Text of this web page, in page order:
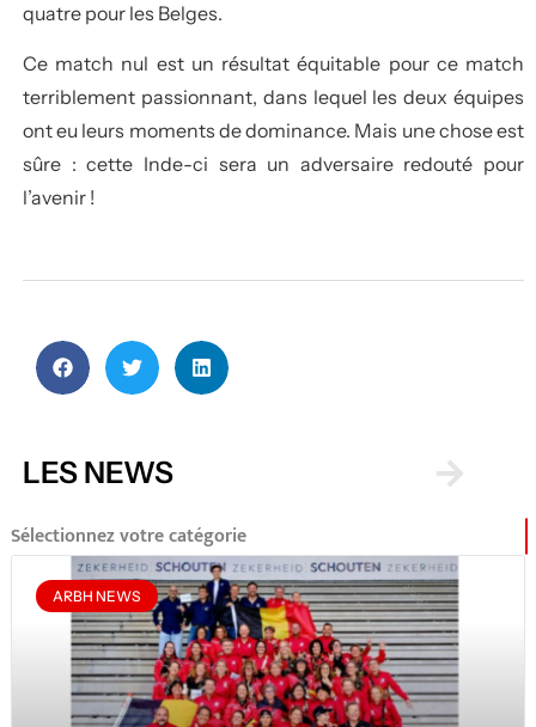
quatre pour les Belges.
Ce match nul est un résultat équitable pour ce match
terriblement passionnant, dans lequel les deux équipes
ont eu leurs moments de dominance. Mais une chose est
sûre : cette Inde-ci sera un adversaire redouté pour
l’avenir !
LES NEWS
Sélectionnez votre catégorie
ARBH NEWS